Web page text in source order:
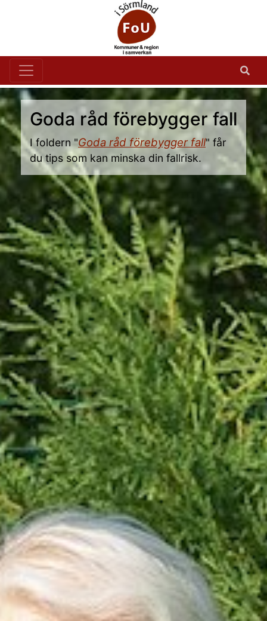
Goda råd förebygger fall
I foldern "Goda råd förebygger fall" får
du tips som kan minska din fallrisk.